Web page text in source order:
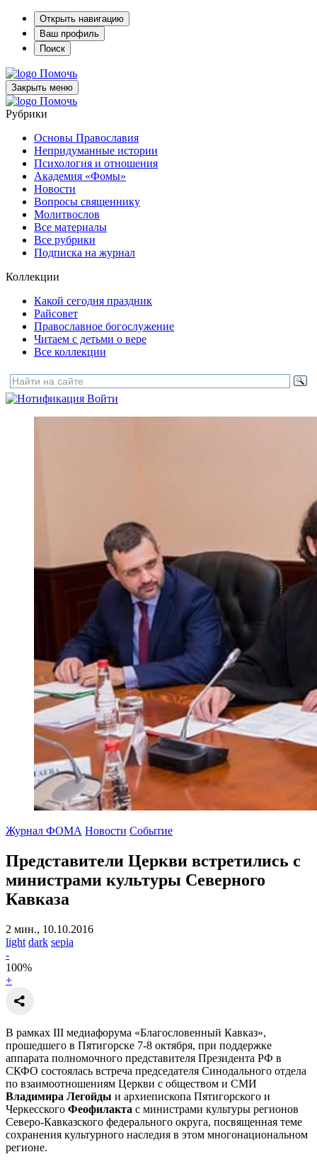
Открыть навигацию
Ваш профиль
Поиск
Помочь
Закрыть меню
Помочь
Рубрики
Основы Православия
Непридуманные истории
Психология и отношения
Академия «Фомы»
Новости
Вопросы священнику
Молитвослов
Все материалы
Все рубрики
Подписка на журнал
Коллекции
Какой сегодня праздник
Райсовет
Православное богослужение
Читаем с детьми о вере
Все коллекции
Войти
Журнал ФОМА Новости Событие
Представители Церкви встретились с
министрами культуры Северного
Кавказа
2 мин., 10.10.2016
light dark sepia
-
100%
+
В рамках III медиафорума «Благословенный Кавказ»,
прошедшего в Пятигорске 7-8 октября, при поддержке
аппарата полномочного представителя Президента РФ в
СКФО состоялась встреча председателя Синодального отдела
по взаимоотношениям Церкви с обществом и СМИ
Владимира Легойды и архиепископа Пятигорского и
Черкесского Феофилакта с министрами культуры регионов
Северо-Кавказского федерального округа, посвященная теме
сохранения культурного наследия в этом многонациональном
регионе.